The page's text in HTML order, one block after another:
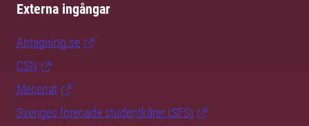
Externa ingångar
Antagning.se
CSN
Mecenat
Sveriges förenade studentkårer (SFS)